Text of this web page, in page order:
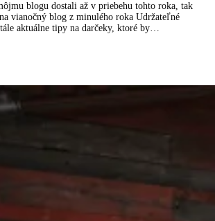
blogu dostali až v priebehu tohto roka, tak
vianočný blog z minulého roka Udržateľné
aktuálne tipy na darčeky, ktoré by…